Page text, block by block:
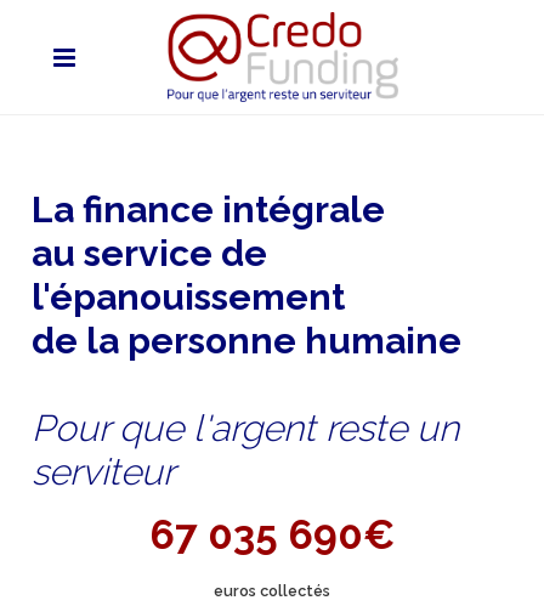
La finance intégrale
au service de
l'épanouissement
de la personne humaine
Pour que l'argent reste un
serviteur
67 035 690€
euros collectés